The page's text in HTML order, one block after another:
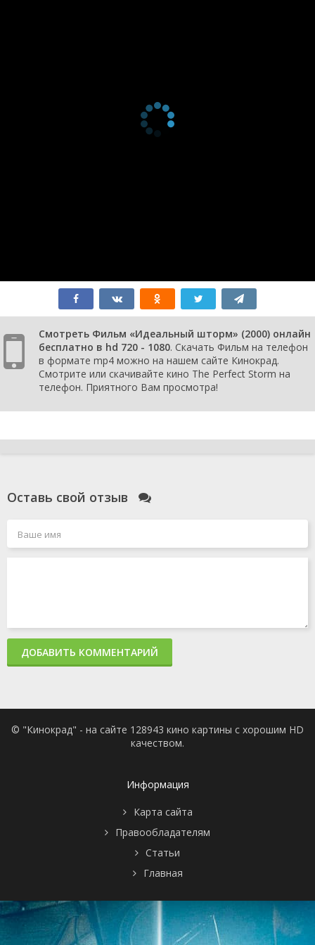
Смотреть Фильм «Идеальный шторм» (2000) онлайн
бесплатно в hd 720 - 1080. Скачать Фильм на телефон
в формате mp4 можно на нашем сайте Кинокрад.
Смотрите или скачивайте кино The Perfect Storm на
телефон. Приятного Вам просмотра!
Оставь свой отзыв
ДОБАВИТЬ КОММЕНТАРИЙ
© "Кинокрад" - на сайте 128943 кино картины с хорошим HD
качеством.
Информация
Карта сайта
Правообладателям
Статьи
Главная